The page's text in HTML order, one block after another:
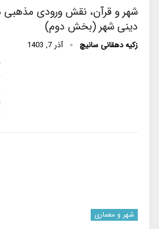
شهر و قرآن، نقش ورودی مذهبی
دینی شهر (بخش دوم)
زکیه دهقانی سانیچ آذر 7, 1403
شهر و معماری